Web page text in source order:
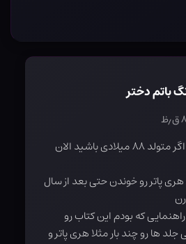
باتم دختر
سلام برام جالبه شما اگر متولد ۸۸ میلادی باشید الان
پاتر رو خوندن حتی بعد از سال
ای ام و راهنمایی که بودم این کتاب رو
ها رو چند بار مثلا هری پاتر و